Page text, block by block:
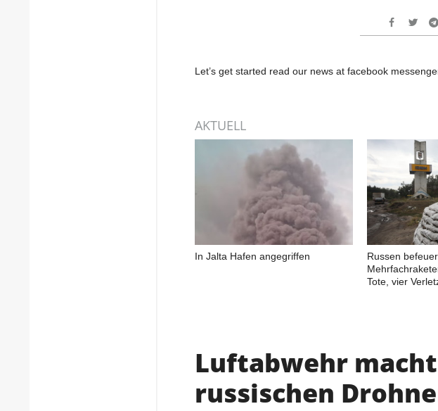
Let’s get started read our news at facebook
AKTUELL
In Jalta Hafen angegriffen
Russen
Tote, vier
Luftabwehr macht
russischen